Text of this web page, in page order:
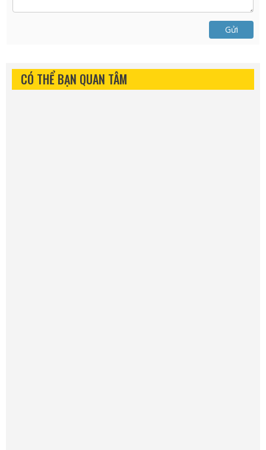
Gửi
CÓ THỂ BẠN QUAN TÂM